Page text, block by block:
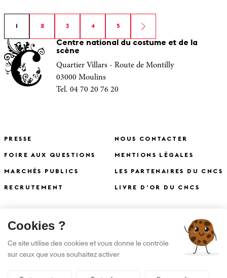
1 2 3 4 5
Centre national du costume et de la
scène
Quartier Villars - Route de Montilly
03000 Moulins
Tel. 04 70 20 76 20
PRESSE
FOIRE AUX QUESTIONS
MARCHÉS PUBLICS
RECRUTEMENT
NOUS CONTACTER
MENTIONS LÉGALES
LES PARTENAIRES DU CNCS
LIVRE D’OR DU CNCS
S'INSCRIRE À LA NEWSLETTER X
Cookies ?
Ce site utilise des cookies et vous donne le contrôle
sur ceux que vous souhaitez activer